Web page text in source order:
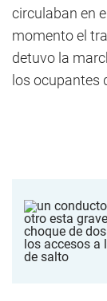
circulaban en
momento el
detuvo la
los ocupantes